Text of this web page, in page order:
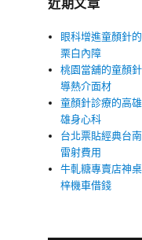
近期文章
眼科增進童顏針
栗白內障
桃園當舖的童顏
導熱介面材
童顏針診療的高
雄身心科
台北票貼經典台
雷射費用
牛軋糖專賣店神
梓機車借錢